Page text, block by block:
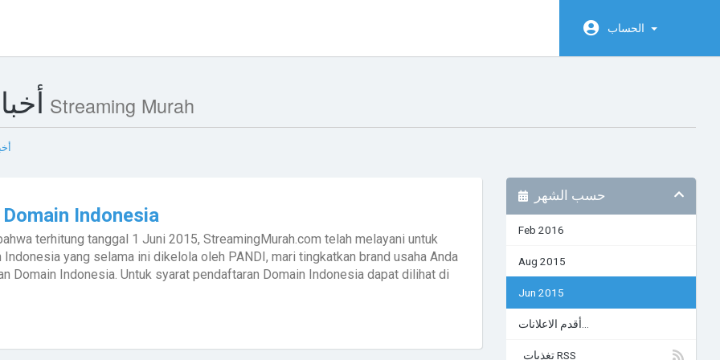
عرض الكل من Streaming Murah
حسب الشهر
Feb 2016
Aug 2015
Jun 2015
تغذيات RSS
Indonesia
terhitung tanggal 1 Juni 2015, StreamingMurah.com telah melayani untuk
yang selama ini dikelola oleh PANDI, mari tingkatkan brand usaha Anda
Domain Indonesia. Untuk syarat pendaftaran Domain Indonesia dapat dilihat di